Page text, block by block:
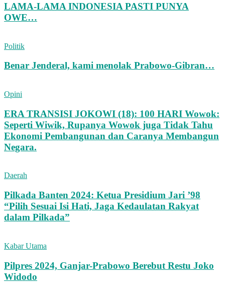
LAMA-LAMA INDONESIA PASTI PUNYA
OWE…
Politik
Benar Jenderal, kami menolak Prabowo-Gibran…
Opini
ERA TRANSISI JOKOWI (18): 100 HARI Wowok:
Seperti Wiwik, Rupanya Wowok juga Tidak Tahu
Ekonomi Pembangunan dan Caranya Membangun
Negara.
Daerah
Pilkada Banten 2024: Ketua Presidium Jari ’98
“Pilih Sesuai Isi Hati, Jaga Kedaulatan Rakyat
dalam Pilkada”
Kabar Utama
Pilpres 2024, Ganjar-Prabowo Berebut Restu Joko
Widodo